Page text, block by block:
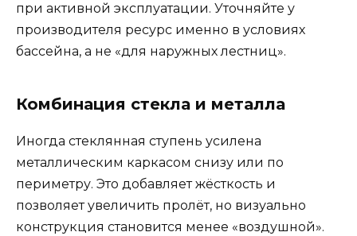
при активной эксплуатации. Уточняйте у
производителя ресурс именно в условиях
бассейна, а не «для наружных лестниц».
Комбинация стекла и металла
Иногда стеклянная ступень усилена
металлическим каркасом снизу или по
периметру. Это добавляет жёсткость и
позволяет увеличить пролёт, но визуально
конструкция становится менее «воздушной».